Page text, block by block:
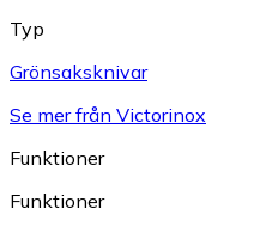
Typ
Grönsaksknivar
Se mer från Victorinox
Funktioner
Funktioner